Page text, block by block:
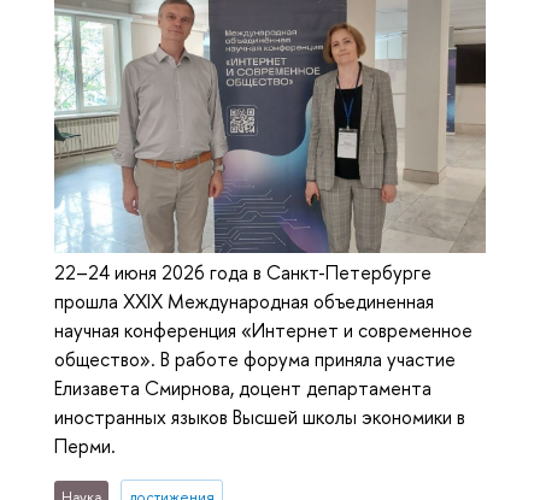
22–24 июня 2026 года в Санкт-Петербурге
прошла XXIX Международная объединенная
научная конференция «Интернет и современное
общество». В работе форума приняла участие
Елизавета Смирнова, доцент департамента
иностранных языков Высшей школы экономики в
Перми.